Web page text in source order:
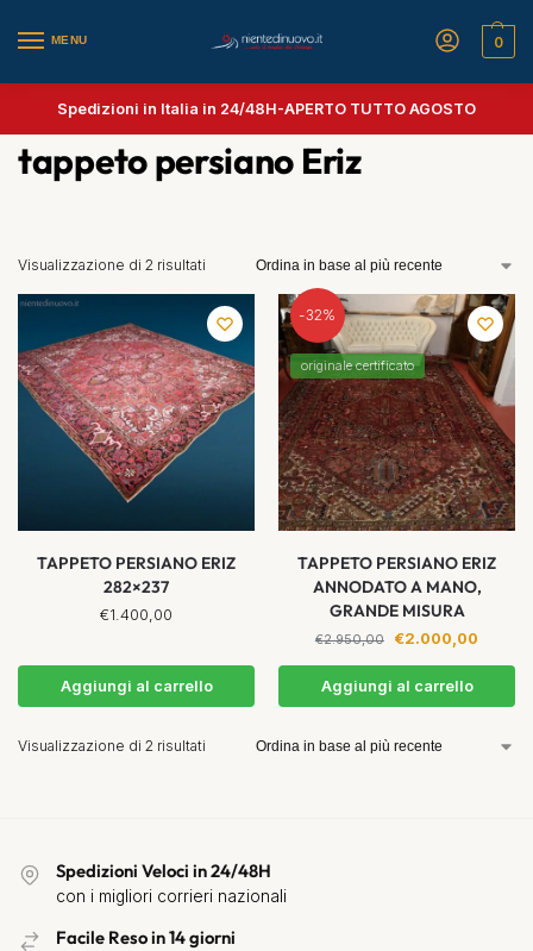
MENU 0
Spedizioni in Italia in 24/48H-APERTO TUTTO AGOSTO
tappeto persiano Eriz
Visualizzazione di 2 risultati
TAPPETO PERSIANO ERIZ
282×237
€1.400,00
Aggiungi al carrello
-32%
originale certificato
TAPPETO PERSIANO ERIZ
ANNODATO A MANO,
GRANDE MISURA
€2.950,00 €2.000,00
Aggiungi al carrello
Visualizzazione di 2 risultati
Spedizioni Veloci in 24/48H
con i migliori corrieri nazionali
Facile Reso in 14 giorni